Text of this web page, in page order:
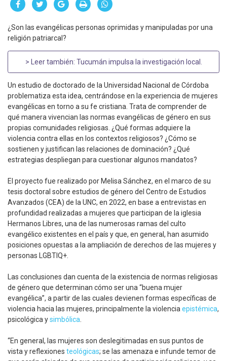
¿Son las evangélicas personas oprimidas y manipuladas por una
religión patriarcal?
> Leer también: Tucumán impulsa la investigación local
Un estudio de doctorado de la Universidad Nacional de Córdoba
problematiza esta idea, centrándose en la experiencia de mujeres
evangélicas en torno a su fe cristiana. Trata de comprender de
qué manera vivencian las normas evangélicas de género en sus
propias comunidades religiosas. ¿Qué formas adquiere la
violencia contra ellas en los contextos religiosos? ¿Cómo se
sostienen y justifican las relaciones de dominación? ¿Qué
estrategias despliegan para cuestionar algunos mandatos?
El proyecto fue realizado por Melisa Sánchez, en el marco de su
tesis doctoral sobre estudios de género del Centro de Estudios
Avanzados (CEA) de la UNC, en 2022, en base a entrevistas en
profundidad realizadas a mujeres que participan de la iglesia
Hermanos Libres, una de las numerosas ramas del culto
evangélico existentes en el país y que, en general, han asumido
posiciones opuestas a la ampliación de derechos de las mujeres y
personas LGBTIQ+.
Las conclusiones dan cuenta de la existencia de normas religiosas
de género que determinan cómo ser una “buena mujer
evangélica”, a partir de las cuales devienen formas específicas de
violencia hacia las mujeres, principalmente la violencia epistémica,
psicológica ysimbólica
“En general, las mujeres son deslegitimadas en sus puntos de
vista y reflexiones teológicas; se las amenaza e infunde temor de